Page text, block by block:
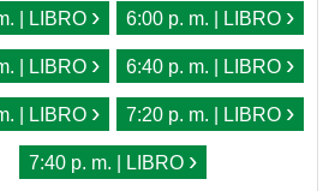
| LIBRO › 6:00 p. m. | LIBRO ›
| LIBRO › 6:40 p. m. | LIBRO ›
| LIBRO › 7:20 p. m. | LIBRO ›
7:40 p. m. | LIBRO ›